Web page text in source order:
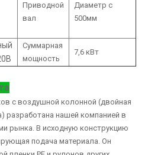
Приводной
вал
Диаметр с
500мм
Суммарная
мощность
7,6 кВт
с воздушной колонной (двойная
разработана нашей компанией в
рынка. В исходную конструкцию
подача материала. Он